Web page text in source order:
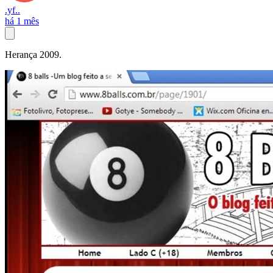
.yf..
há 1 mês
Herança 2009.